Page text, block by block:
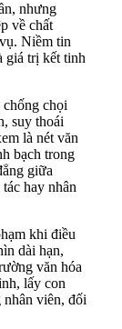
nhưng
về chất
Niềm tin
giá trị kết tinh
chọi
suy thoái
là nét văn
bạch trong
giữa
hay nhân
khi điều
dài hạn,
văn hóa
lấy con
nhân viên, đối